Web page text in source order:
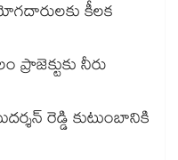
కీలక
ప్రాజెక్టుకు నీరు
రెడ్డి కుటుంబానికి